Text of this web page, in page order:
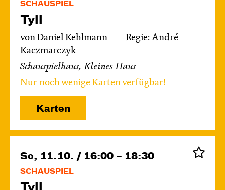
SCHAUSPIEL
Tyll
von Daniel Kehlmann
Regie: André
Kaczmarczyk
Schauspielhaus, Kleines Haus
Nur noch wenige Karten verfügbar!
Karten
So, 11.10. / 16:00 – 18:30
SCHAUSPIEL